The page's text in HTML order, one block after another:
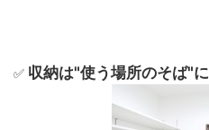
✅ 収納は"使う場所のそば"に